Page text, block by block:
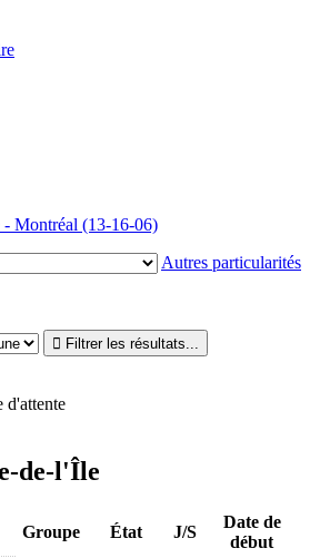
Montréal (13-16-06)
Autres particularités
d'attente
de-l'Île
Groupe État J/S
Date de
début